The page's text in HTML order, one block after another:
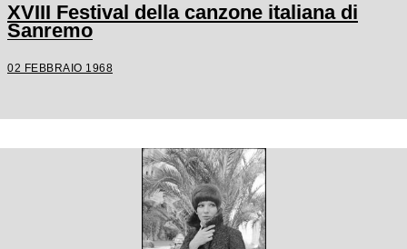
XVIII Festival della canzone italiana di
Sanremo
02 FEBBRAIO 1968